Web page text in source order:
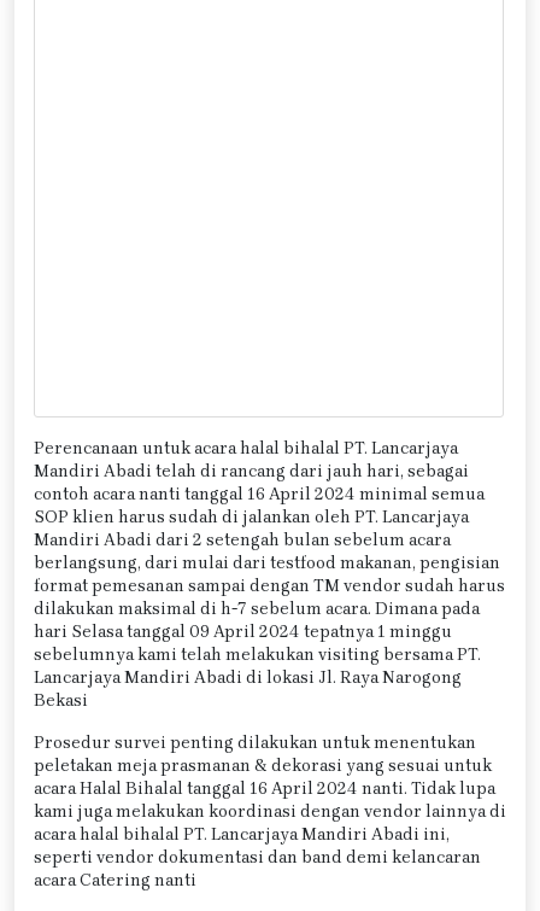
Perencanaan untuk acara halal bihalal PT. Lancarjaya
Mandiri Abadi telah di rancang dari jauh hari, sebagai
contoh acara nanti tanggal 16 April 2024 minimal semua
SOP klien harus sudah di jalankan oleh PT. Lancarjaya
Mandiri Abadi dari 2 setengah bulan sebelum acara
berlangsung, dari mulai dari testfood makanan, pengisian
format pemesanan sampai dengan TM vendor sudah harus
dilakukan maksimal di h-7 sebelum acara. Dimana pada
hari Selasa tanggal 09 April 2024 tepatnya 1 minggu
sebelumnya kami telah melakukan visiting bersama PT.
Lancarjaya Mandiri Abadi di lokasi Jl. Raya Narogong
Bekasi
Prosedur survei penting dilakukan untuk menentukan
peletakan meja prasmanan & dekorasi yang sesuai untuk
acara Halal Bihalal tanggal 16 April 2024 nanti. Tidak lupa
kami juga melakukan koordinasi dengan vendor lainnya di
acara halal bihalal PT. Lancarjaya Mandiri Abadi ini,
seperti vendor dokumentasi dan band demi kelancaran
acara Catering nanti